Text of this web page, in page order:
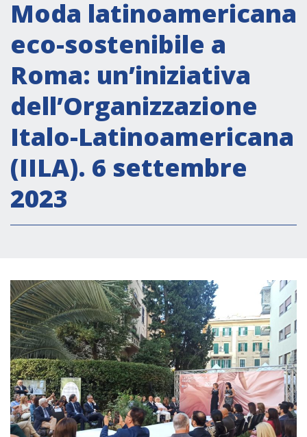
Segreteria Culturale
Segreteria Socio-economica
Segreteria Tecnico scientifica
Forum PMI
Conferenze Italia-America Latina e Caraibi
Rete per la promozione dell’uguaglianza di
genere
Borse di Studio
Partnership
Patrimonio culturale
Empowerment socio- economico
Giustizia e Sicurezza
EUROsociAL
EL PAcCTO
EUROFRONT
Moda latinoamericana
eco-sostenibile a
Roma: un’iniziativa
dell’Organizzazione
Italo-Latinoamericana
(IILA). 6 settembre
2023